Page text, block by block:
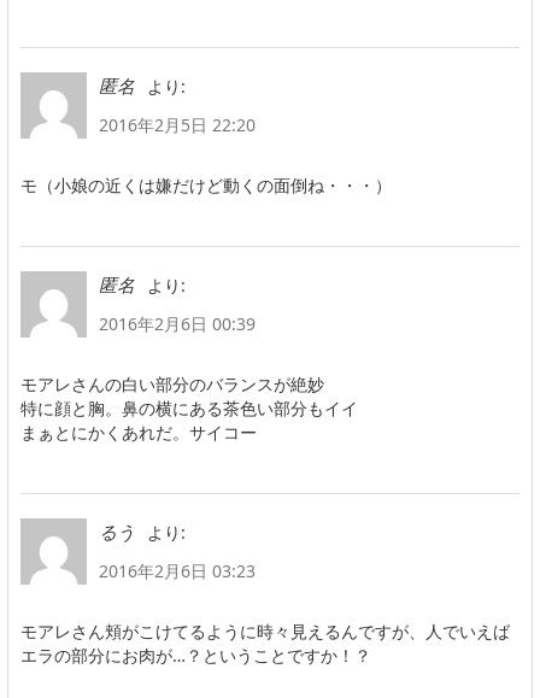
匿名
より:
2016年2月5日 22:20
モ（小娘の近くは嫌だけど動くの面倒ね・・・）
匿名
より:
2016年2月6日 00:39
モアレさんの白い部分のバランスが絶妙
特に顔と胸。鼻の横にある茶色い部分もイイ
まぁとにかくあれだ。サイコー
るう
より:
2016年2月6日 03:23
モアレさん頬がこけてるように時々見えるんですが、人でいえば
エラの部分にお肉が…？ということですか！？